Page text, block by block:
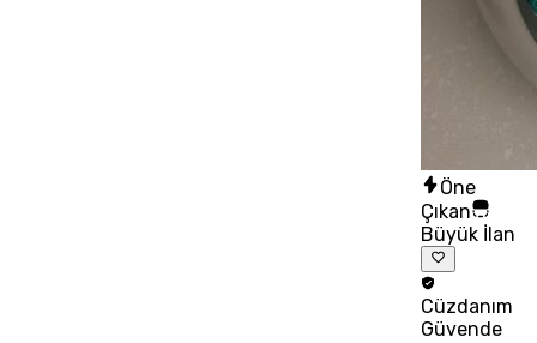
Öne
Çıkan
Büyük İlan
Cüzdanım
Güvende